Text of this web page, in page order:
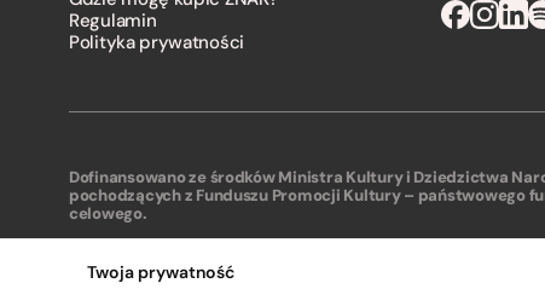
Regulamin
Polityka prywatności
Dofinansowano ze środków Ministra Kultury i Dziedzictwa
pochodzących z Funduszu Promocji Kultury – państwowego
celowego.
Twoja prywatność